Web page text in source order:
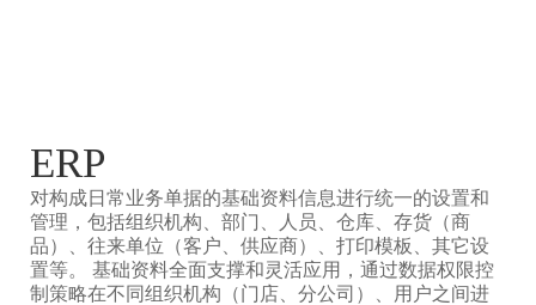
ERP
对构成日常业务单据的基础资料信息进行统一的设置和
管理，包括组织机构、部门、人员、仓库、存货（商
品）、往来单位（客户、供应商）、打印模板、其它设
置等。 基础资料全面支撑和灵活应用，通过数据权限控
制策略在不同组织机构（门店、分公司）、用户之间进